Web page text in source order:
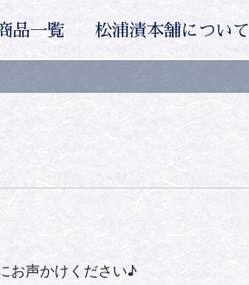
品一覧 松浦漬本舗について
お声かけください♪